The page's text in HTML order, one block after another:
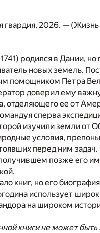
2026. —
родился в Дании,
новых земель.
помощником Петра
доверил ему
отделяющего ее от
сперва
изучили земли от
условия,
перед ним
позже его
книг, но его
использует
на широком
книги не может